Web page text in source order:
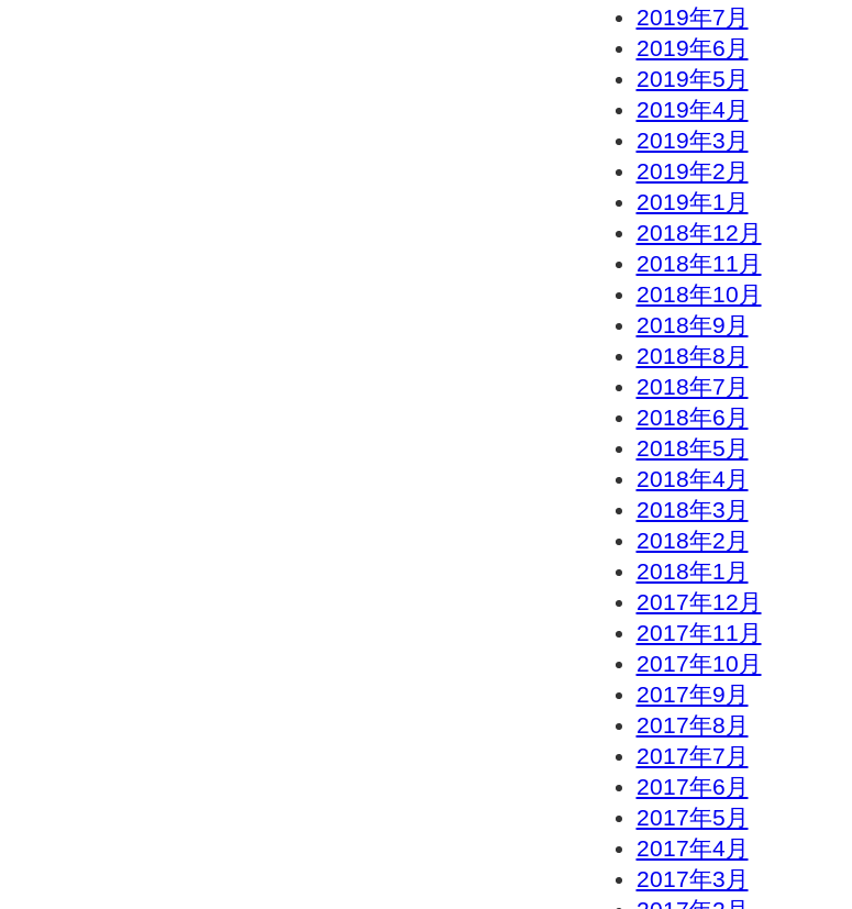
2019年7月
2019年6月
2019年5月
2019年4月
2019年3月
2019年2月
2019年1月
2018年12月
2018年11月
2018年10月
2018年9月
2018年8月
2018年7月
2018年6月
2018年5月
2018年4月
2018年3月
2018年2月
2018年1月
2017年12月
2017年11月
2017年10月
2017年9月
2017年8月
2017年7月
2017年6月
2017年5月
2017年4月
2017年3月